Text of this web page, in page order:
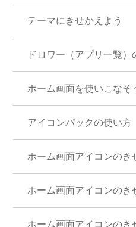
テーマにきせかえよう
ドロワー（アプリ一覧）
ホーム画面を使いこなそ
アイコンパックの使い方
ホーム画面アイコンのき
ホーム画面アイコンのき
ホーム画面アイコンのき